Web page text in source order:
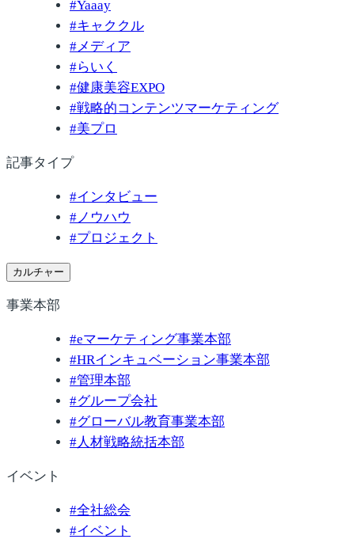
#Yaaay
#キャククル
#メディア
#らいく
#健康美容EXPO
#戦略的コンテンツマーケティング
#美プロ
記事タイプ
#インタビュー
# ノウハウ
#プロジェクト
カルチャー
事業本部
#eマーケティング事業本部
#HRインキュベーション事業本部
#管理本部
#グループ会社
#グローバル教育事業本部
#人材戦略統括本部
イベント
#全社総会
#イベント